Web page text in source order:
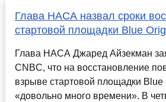
Глава НАСА назвал сроки
стартовой площадки Blue
Глава НАСА Джаред Айзекман
CNBC, что на восстановление
взрыве стартовой площадки Blue
«довольно много времени». В